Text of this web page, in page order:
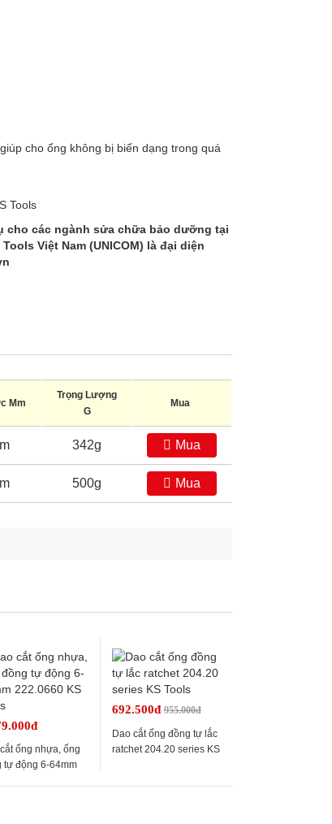
cho ống không bị biến dạng trong quá
cho các ngành sửa chữa bảo dưỡng tại
Việt Nam (UNICOM) là đại diện
Mm
Trọng Lượng
G
Mua
342g Mua
500g Mua
ống nhựa, ống
tự động 6-64mm
692.500đ955.000đ
Dao cắt ống đồng tự lắc
ratchet 204.20 series KS